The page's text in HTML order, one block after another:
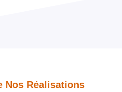
Nos Réalisations​